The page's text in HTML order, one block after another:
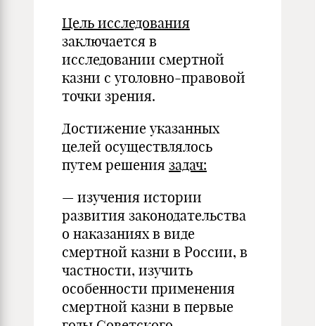
Цель исследования
заключается в
исследовании смертной
казни с уголовно-правовой
точки зрения.
Достижение указанных
целей осуществлялось
путем решения задач:
— изучения истории
развития законодательства
о наказаниях в виде
смертной казни в России, в
частности, изучить
особенности применения
смертной казни в первые